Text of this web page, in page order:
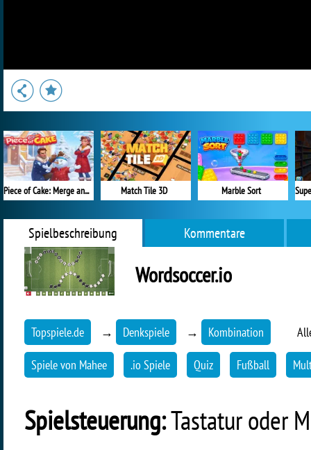
Piece of Cake: Merge and Bake Match Tile 3D Marble Sort
Spielbeschreibung Kommentare
Wordsoccer.io
Topspiele.de → Denkspiele → Kombination
Spiele von Mahee .io Spiele Quiz Fußball
Spielsteuerung:Tastatur oder